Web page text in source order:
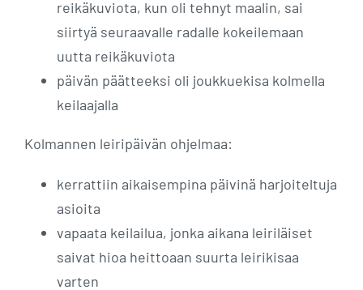
reikäkuviota, kun oli tehnyt maalin, sai
siirtyä seuraavalle radalle kokeilemaan
uutta reikäkuviota
päivän päätteeksi oli joukkuekisa kolmella
keilaajalla
Kolmannen leiripäivän ohjelmaa:
kerrattiin aikaisempina päivinä harjoiteltuja
asioita
vapaata keilailua, jonka aikana leiriläiset
saivat hioa heittoaan suurta leirikisaa
varten